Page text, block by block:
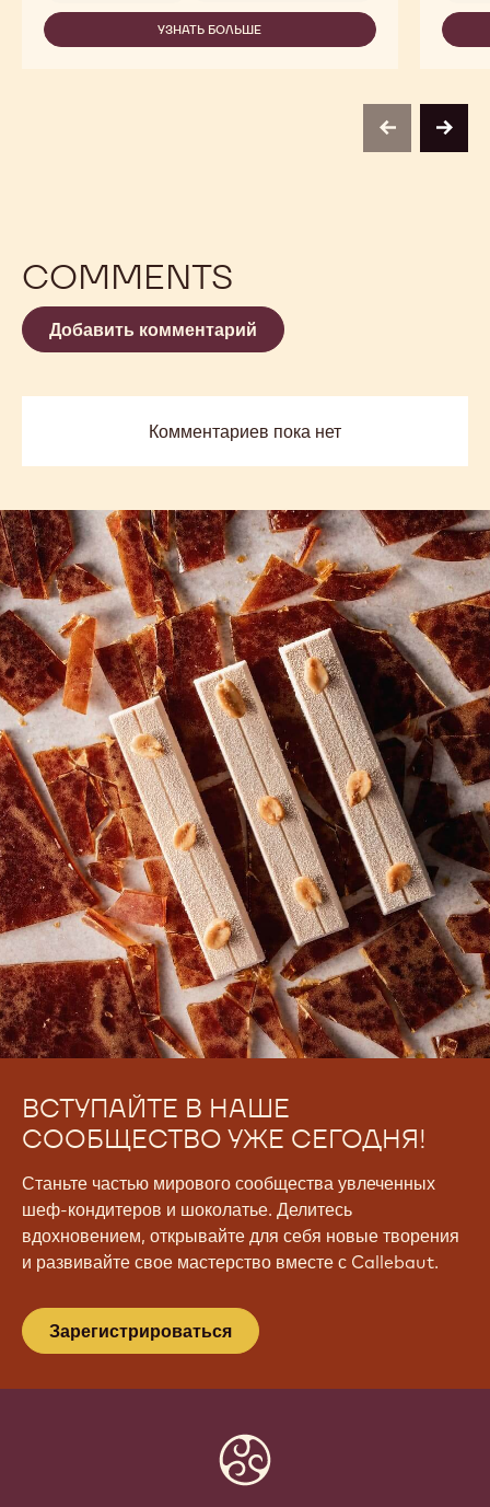
NO
SUGAR
ADDED
УЗНАТЬ БОЛЬШЕ
-
previousnext
COMMENTS
Добавить комментарий
Комментариев пока нет
ВСТУПАЙТЕ В НАШЕ
СООБЩЕСТВО УЖЕ СЕГОДНЯ!
Станьте частью мирового сообщества увлеченных
шеф-кондитеров и шоколатье. Делитесь
вдохновением, открывайте для себя новые творения
и развивайте свое мастерство вместе с Callebaut.
Зарегистрироваться